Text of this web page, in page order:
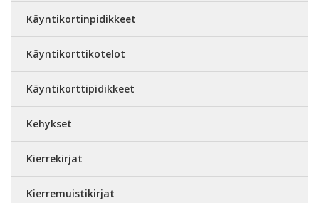
Käyntikortinpidikkeet
Käyntikorttikotelot
Käyntikorttipidikkeet
Kehykset
Kierrekirjat
Kierremuistikirjat